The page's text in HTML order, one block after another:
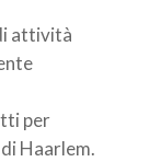
attività
per
Haarlem.